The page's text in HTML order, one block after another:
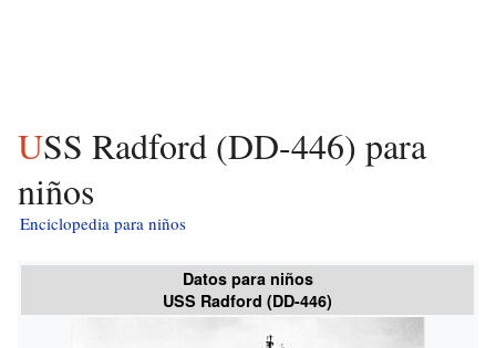
USS Radford (DD-446) para
niños
Enciclopedia para niños
Datos para niños
USS Radford (DD-446)